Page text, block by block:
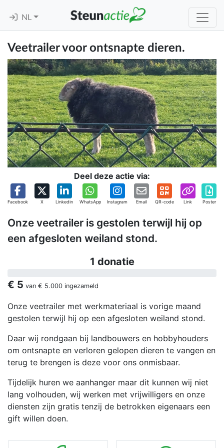
NL
Veetrailer voor ontsnapte dieren.
Deel deze actie via:
Facebook X Linkedin WhatsApp Instagram Email QR-code Link Poster
Onze veetrailer is gestolen terwijl hij op
een afgesloten weiland stond.
1 donatie
€ 5 van € 5.000 ingezameld
Onze veetrailer met werkmateriaal is vorige maand
gestolen terwijl hij op een afgesloten weiland stond.
Daar wij rondgaan bij landbouwers en hobbyhouders
om ontsnapte en verloren gelopen dieren te vangen en
terug te brengen is deze voor ons onmisbaar.
Tijdelijk huren we aanhanger maar dit kunnen wij niet
lang volhouden, wij werken met vrijwilligers en onze
diensten zijn gratis tenzij de betrokken eigenaars een
gift willen doen.